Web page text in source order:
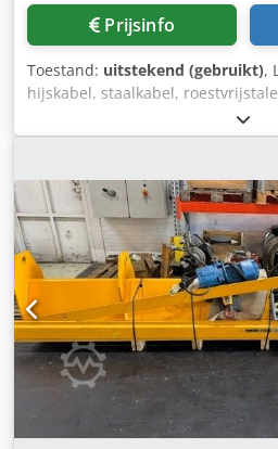
Prijsinfo
Toestand: uitstekend (gebruikt),
hijskabel, staalkabel,
bosbouwlierenkabel,
kraankabel, rondslagenkabel Ø 9
7x19 -Lengte: 58 m -Aantal: 1
per stuk -Andere kraankabels:
H Srjx Ag Ssf -
400 x 300 mm -Gewicht: 22 kg